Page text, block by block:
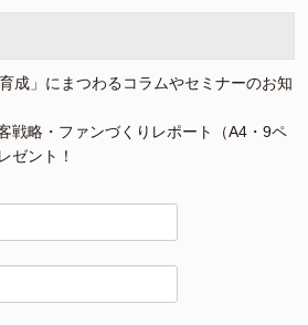
成」にまつわるコラムやセミナーのお知
戦略・ファンづくりレポート（A4・9ペ
ゼント！
にしてください。